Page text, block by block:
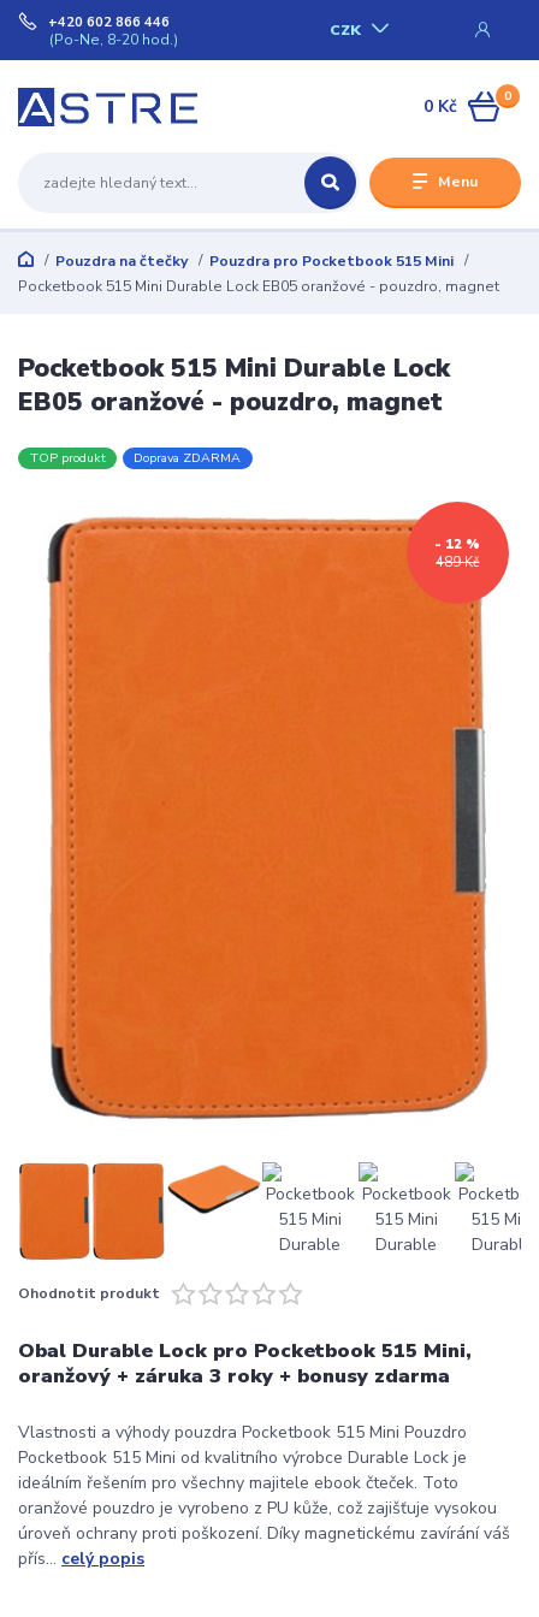
Menu
CZK
+420 602 866 446
(Po-Ne, 8-20 hod.)
0
0 Kč
Pouzdra na čtečky
Pouzdra pro Pocketbook 515 Mini
Pocketbook 515 Mini Durable Lock EB05 oranžové - pouzdro, magnet
Pocketbook 515 Mini Durable Lock
EB05 oranžové - pouzdro, magnet
TOP produkt Doprava ZDARMA
489 Kč
- 12 %
Ohodnotit produkt
Obal Durable Lock pro Pocketbook 515 Mini,
oranžový + záruka 3 roky + bonusy zdarma
Vlastnosti a výhody pouzdra Pocketbook 515 Mini Pouzdro
Pocketbook 515 Mini od kvalitního výrobce Durable Lock je
ideálním řešením pro všechny majitele ebook čteček. Toto
oranžové pouzdro je vyrobeno z PU kůže, což zajišťuje vysokou
úroveň ochrany proti poškození. Díky magnetickému zavírání váš
přís... celý popis